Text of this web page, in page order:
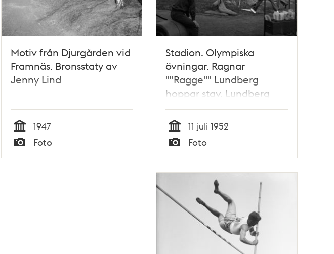
Motiv från Djurgården vid
Framnäs. Bronsstaty av
Jenny Lind
Tid
1947
Typ
Foto
Stadion. Olympiska
övningar. Ragnar
""Ragge"" Lundberg
hoppar stav. Lundberg
fick sedan bronsmedalj i
OS i Helsingfors detta år,
1952
Tid
11 juli 1952
Typ
Foto